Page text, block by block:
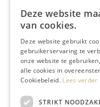
Deze website
van cookies.
Deze website gebruikt
gebruikerservaring te
onze website te
alle cookies in
Cookiebeleid. Lees verder
STRIKT